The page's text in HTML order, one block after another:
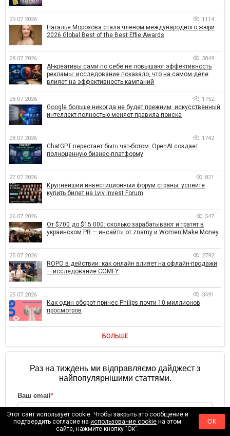
29.07.2026 1114
Наталья Морозова стала членом международного жюри
2026 Global Best of the Best Effie Awards
28.07.2026 3849
AI-креативы сами по себе не повышают эффективность
рекламы: исследование показало, что на самом деле
влияет на эффективность кампаний
28.07.2026 1752
Google больше никогда не будет прежним: искусственный
интеллект полностью меняет правила поиска
28.07.2026 1742
ChatGPT перестает быть чат-ботом. OpenAI создает
полноценную бизнес-платформу
27.07.2026 821
Крупнейший инвестиционный форум страны: успейте
купить билет на Lviv Invest Forum
26.07.2026 547
От $700 до $15 000: сколько зарабатывают и тратят в
украинском PR — инсайты от znamy и Women Make Money
25.07.2026 2792
ROPO в действии: как онлайн влияет на офлайн-продажи
— исследование COMFY
25.07.2026 3491
Как один оборот принес Philips почти 10 миллионов
просмотров
БОЛЬШЕ
Раз на тиждень ми відправляємо дайджест з
найпопулярнішими статтями.
Ваш email *
Этот сайт использует cookie. Чтобы закрыть это сообщение и
подтвердить согласие наиспользование cookie на этом
сайте, нажмите кнопку "Ок".
ОК